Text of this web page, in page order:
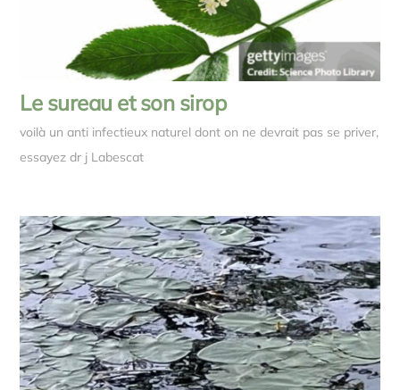
Le sureau et son sirop
voilà un anti infectieux naturel dont on ne devrait pas se priver,
essayez dr j Labescat